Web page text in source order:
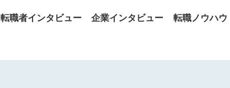
転職者インタビュー 企業インタビュー 転職ノウハウ